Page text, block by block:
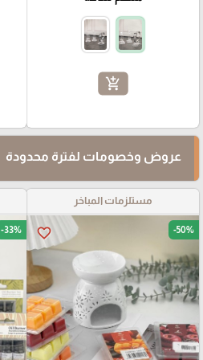
add_shopping_cart
عروض وخصومات لفترة محدودة
مستلزمات المباخر
favorite_border -50%
-33%